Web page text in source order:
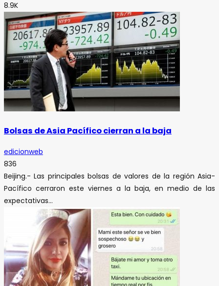
8.9K
Bolsas de Asia Pacífico cierran a la baja
edicionweb
836
Beijing.- Las principales bolsas de valores de la región Asia-
Pacífico cerraron este viernes a la baja, en medio de las
expectativas...